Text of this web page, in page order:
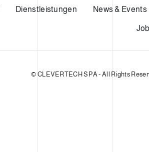
Dienstleistungen News & Events
© CLEVERTECH SPA - All Rights